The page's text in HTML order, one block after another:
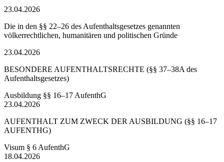
23.04.2026
Die in den §§ 22–26 des Aufenthaltsgesetzes genannten
völkerrechtlichen, humanitären und politischen Gründe
23.04.2026
BESONDERE AUFENTHALTSRECHTE (§§ 37–38A des
Aufenthaltsgesetzes)
Ausbildung §§ 16–17 AufenthG
23.04.2026
AUFENTHALT ZUM ZWECK DER AUSBILDUNG (§§ 16–17
AUFENTHG)
Visum § 6 AufenthG
18.04.2026